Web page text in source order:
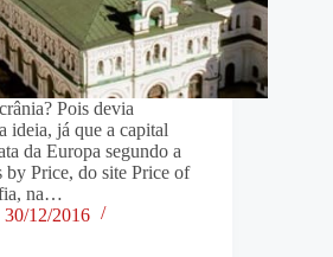
Pois devia
ideia, já que a capital
da Europa segundo a
by Price, do site Price of
na…
30/12/2016